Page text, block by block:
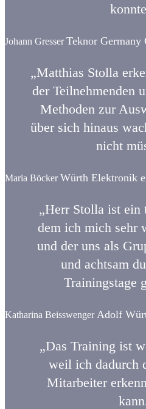
Johann Gresser Teknor Germany
„Matthias Stolla
der Teilnehmenden
Methoden zur
über sich hinaus
nicht
Maria Böcker Würth Elektronik
„Herr Stolla ist ein
dem ich mich sehr
und der uns als
und achtsam
Trainingstage
Katharina Beisswenger Adolf
„Das Training ist
weil ich dadurch
Mitarbeiter